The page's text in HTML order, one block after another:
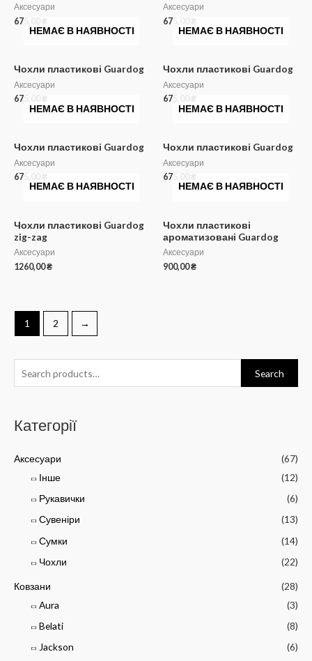
Search
Категорії
Аксесуари
(67)
Інше
(12)
Рукавички
(6)
Сувеніри
(13)
Сумки
(14)
Чохли
(22)
Ковзани
(28)
Aura
(3)
Belati
(8)
Jackson
(6)
Аксесуари
675,00 ₴
Аксесуари
675,00 ₴
НЕМАЄ В НАЯВНОСТІ
Чохли пластикові Guardog
Аксесуари
675,00 ₴
НЕМАЄ В НАЯВНОСТІ
Чохли пластикові Guardog
Аксесуари
675,00 ₴
НЕМАЄ В НАЯВНОСТІ
Чохли пластикові Guardog
Аксесуари
675,00 ₴
НЕМАЄ В НАЯВНОСТІ
Чохли пластикові Guardog
Аксесуари
675,00 ₴
НЕМАЄ В НАЯВНОСТІ
Чохли пластикові Guardog
zig-zag
Аксесуари
1260,00₴
НЕМАЄ В НАЯВНОСТІ
Чохли пластикові
ароматизовані Guardog
Аксесуари
900,00₴
1 2 →